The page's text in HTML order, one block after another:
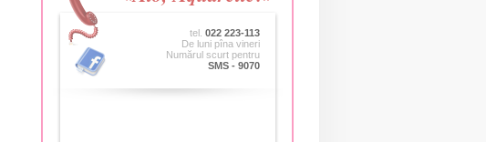
tel. 022 223-113
De luni pîna vineri
Numărul scurt pentru
SMS - 9070